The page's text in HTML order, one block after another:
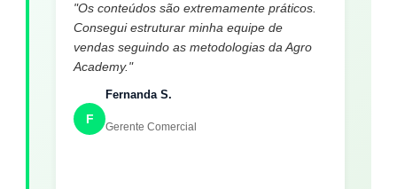
"Os conteúdos são extremamente práticos.
Consegui estruturar minha equipe de
vendas seguindo as metodologias da Agro
Academy."
F
Fernanda S.
Gerente Comercial